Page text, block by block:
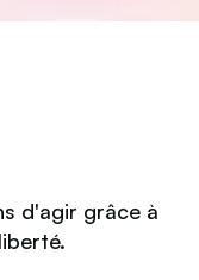
d'agir grâce à